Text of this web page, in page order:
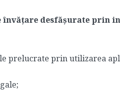
desfășurate prin
prelucrate prin utilizarea